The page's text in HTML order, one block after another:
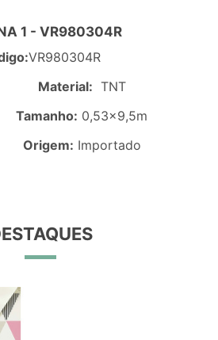
1 - VR980304R
VR980304R
Material: TNT
Tamanho: 0,53x9,5m
Origem: Importado